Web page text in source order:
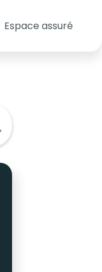
Espace assuré